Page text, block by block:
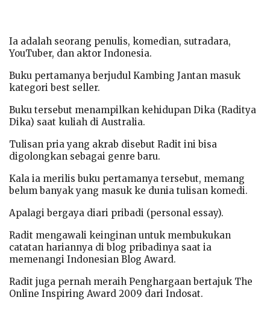
Ia adalah seorang penulis, komedian, sutradara,
YouTuber, dan aktor Indonesia.
Buku pertamanya berjudul Kambing Jantan masuk
kategori best seller.
Buku tersebut menampilkan kehidupan Dika (Raditya
Dika) saat kuliah di Australia.
Tulisan pria yang akrab disebut Radit ini bisa
digolongkan sebagai genre baru.
Kala ia merilis buku pertamanya tersebut, memang
belum banyak yang masuk ke dunia tulisan komedi.
Apalagi bergaya diari pribadi (personal essay).
Radit mengawali keinginan untuk membukukan
catatan hariannya di blog pribadinya saat ia
memenangi Indonesian Blog Award.
Radit juga pernah meraih Penghargaan bertajuk The
Online Inspiring Award 2009 dari Indosat.